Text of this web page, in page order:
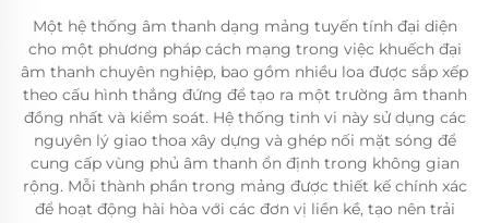
Một hệ thống âm thanh dạng mảng tuyến tính đại diện
cho một phương pháp cách mạng trong việc khuếch đại
âm thanh chuyên nghiệp, bao gồm nhiều loa được sắp xếp
theo cấu hình thẳng đứng để tạo ra một trường âm thanh
đồng nhất và kiểm soát. Hệ thống tinh vi này sử dụng các
nguyên lý giao thoa xây dựng và ghép nối mặt sóng để
cung cấp vùng phủ âm thanh ổn định trong không gian
rộng. Mỗi thành phần trong mảng được thiết kế chính xác
để hoạt động hài hòa với các đơn vị liền kề, tạo nên trải